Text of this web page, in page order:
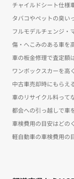
チャイルドシート仕様
タバコやペットの臭い
フルモデルチェンジ・
傷・へこみのある車を
車の板金修理で査定額
ワンボックスカーを高
中古車売却時にもらえ
車のリサイクル料って
都会への引っ越しで車
車検費用の目安はどの
軽自動車の車検費用の